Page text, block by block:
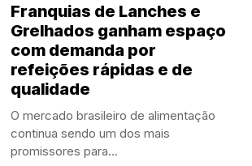
Franquias de Lanches e
Grelhados ganham espaço
com demanda por
refeições rápidas e de
qualidade
O mercado brasileiro de alimentação
continua sendo um dos mais
promissores para...